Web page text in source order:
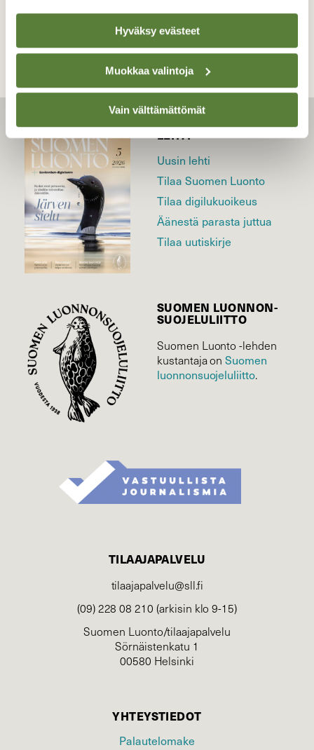
Hyväksy evästeet
Muokkaa valintoja
Vain välttämättömät
LEHTI
Uusin lehti
Tilaa Suomen Luonto
Tilaa digilukuoikeus
Äänestä parasta juttua
Tilaa uutiskirje
SUOMEN LUONNON­
SUOJELU­LIITTO
Suomen Luonto -lehden
kustantaja onSuomen
luonnonsuojelu­liitto.
TILAAJAPALVELU
tilaajapalvelu@sll.fi
(09) 228 08 210 (arkisin klo 9-15)
Suomen Luonto/tilaajapalvelu
Sörnäistenkatu 1
00580 Helsinki
YHTEYSTIEDOT
Palautelomake